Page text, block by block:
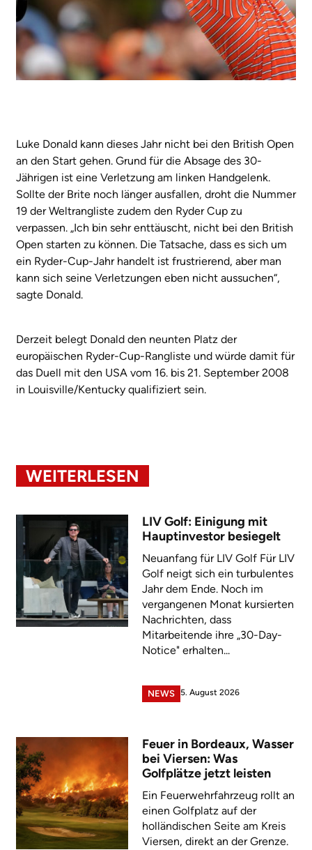
Luke Donald kann dieses Jahr nicht bei den British Open
an den Start gehen. Grund für die Absage des 30-
Jährigen ist eine Verletzung am linken Handgelenk.
Sollte der Brite noch länger ausfallen, droht die Nummer
19 der Weltrangliste zudem den Ryder Cup zu
verpassen. „Ich bin sehr enttäuscht, nicht bei den British
Open starten zu können. Die Tatsache, dass es sich um
ein Ryder-Cup-Jahr handelt ist frustrierend, aber man
kann sich seine Verletzungen eben nicht aussuchen“,
sagte Donald.
Derzeit belegt Donald den neunten Platz der
europäischen Ryder-Cup-Rangliste und würde damit für
das Duell mit den USA vom 16. bis 21. September 2008
in Louisville/Kentucky qualifiziert sein.
WEITERLESEN
LIV Golf: Einigung mit
Hauptinvestor besiegelt
Neuanfang für LIV Golf Für LIV
Golf neigt sich ein turbulentes
Jahr dem Ende. Noch im
vergangenen Monat kursierten
Nachrichten, dass
Mitarbeitende ihre „30-Day-
Notice" erhalten...
NEWS 5. August 2026
Feuer in Bordeaux, Wasser
bei Viersen: Was
Golfplätze jetzt leisten
Ein Feuerwehrfahrzeug rollt an
einen Golfplatz auf der
holländischen Seite am Kreis
Viersen, direkt an der Grenze.